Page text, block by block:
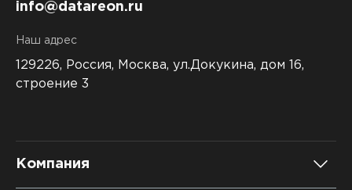
info@datareon.ru
Наш адрес
129226, Россия, Москва, ул.Докукина, дом 16,
строение 3
Компания